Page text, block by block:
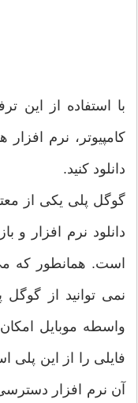
با استفاده از این
کامپیوتر، نرم
دانلود کنید.
گوگل پلی یکی از
دانلود نرم افزار و
است. همانطور که می
نمی توانید از گوگل
واسطه موبایل
فایلی را از این پلی
آن نرم افزار